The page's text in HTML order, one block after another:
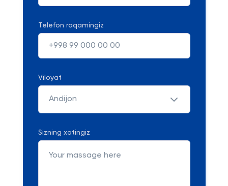
Telefon raqamingiz
Viloyat
Andijon
Sizning xatingiz